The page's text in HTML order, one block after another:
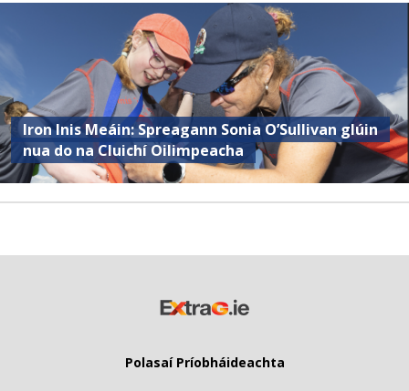
Iron Inis Meáin: Spreagann Sonia O’Sullivan glúin
nua do na Cluichí Oilimpeacha
Polasaí Príobháideachta